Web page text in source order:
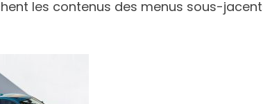
les contenus des menus sous-